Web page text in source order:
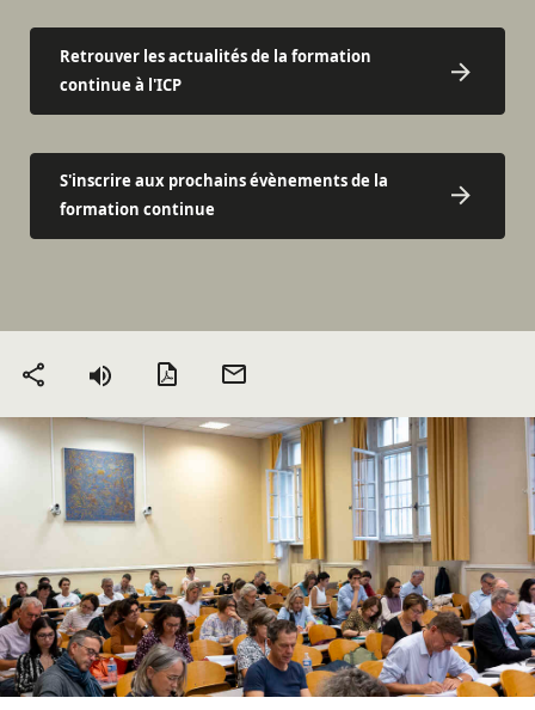
Retrouver les actualités de la formation
continue à l'ICP
S'inscrire aux prochains évènements de la
formation continue
Partager Version PDF